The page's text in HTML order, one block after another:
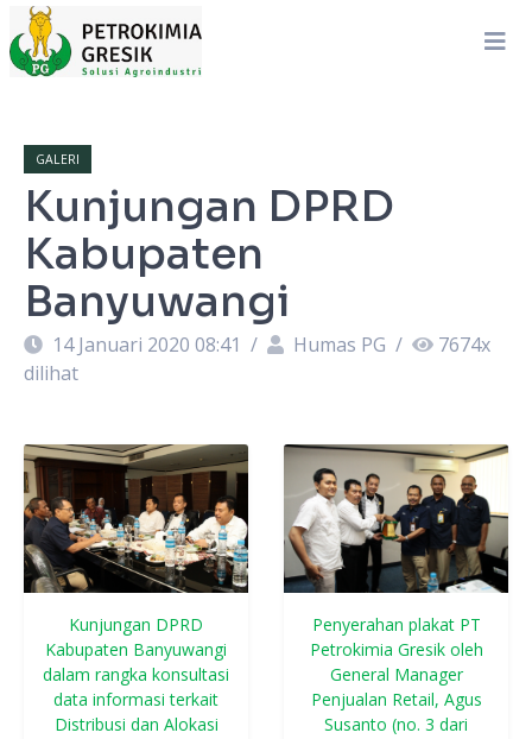
GALERI
Kunjungan DPRD
Kabupaten
Banyuwangi
14 Januari 2020 08:41 / Humas PG / 7674x
dilihat
Kunjungan DPRD
Kabupaten Banyuwangi
dalam rangka konsultasi
data informasi terkait
Distribusi dan Alokasi
Penyerahan plakat PT
Petrokimia Gresik oleh
General Manager
Penjualan Retail, Agus
Susanto (no. 3 dari